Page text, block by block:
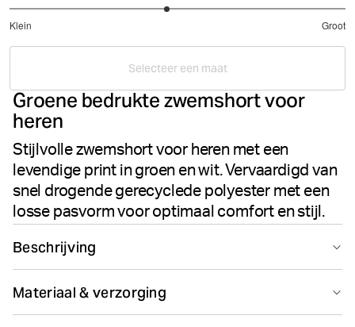
Klein Groot
uit
5
stemmen
Selecteer een maat
Groene bedrukte zwemshort voor
heren
Stijlvolle zwemshort voor heren met een
levendige print in groen en wit. Vervaardigd van
snel drogende gerecyclede polyester met een
losse pasvorm voor optimaal comfort en stijl.
Beschrijving
zijn gemaakt van 100% gerecycled polyester. De
zwemshort heeft een losse pasvorm die
Materiaal & verzorging